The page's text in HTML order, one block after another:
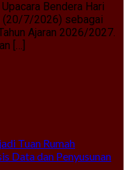
Bendera Hari
(20/7/2026) sebagai
Ajaran 2026/2027.
[…]
Tuan Rumah
Data dan Penyusunan